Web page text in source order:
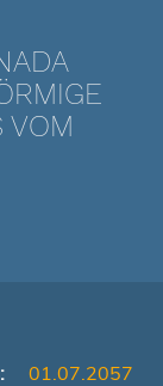
VOM
01.07.2057